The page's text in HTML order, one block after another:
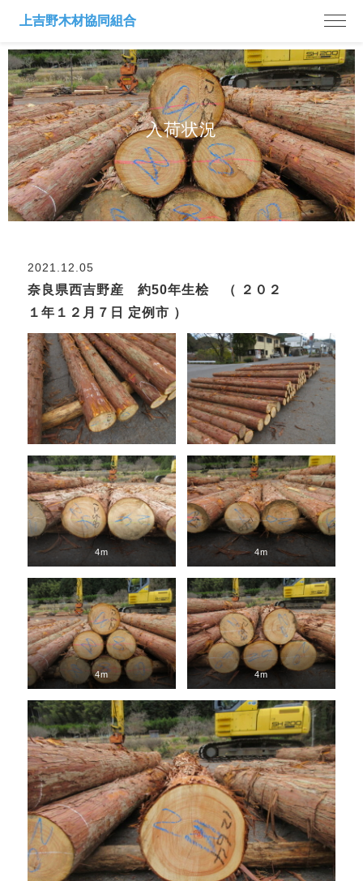
入荷状況
2021.12.05
奈良県西吉野産 約50年生桧 （ ２０２
１年１２月７日 定例市 ）
4m 4m
4m 4m